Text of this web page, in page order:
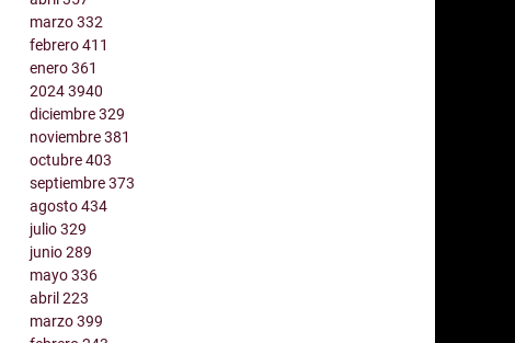
marzo332
febrero411
enero361
20243940
diciembre329
noviembre381
octubre403
septiembre373
agosto434
julio329
junio289
mayo336
abril223
marzo399